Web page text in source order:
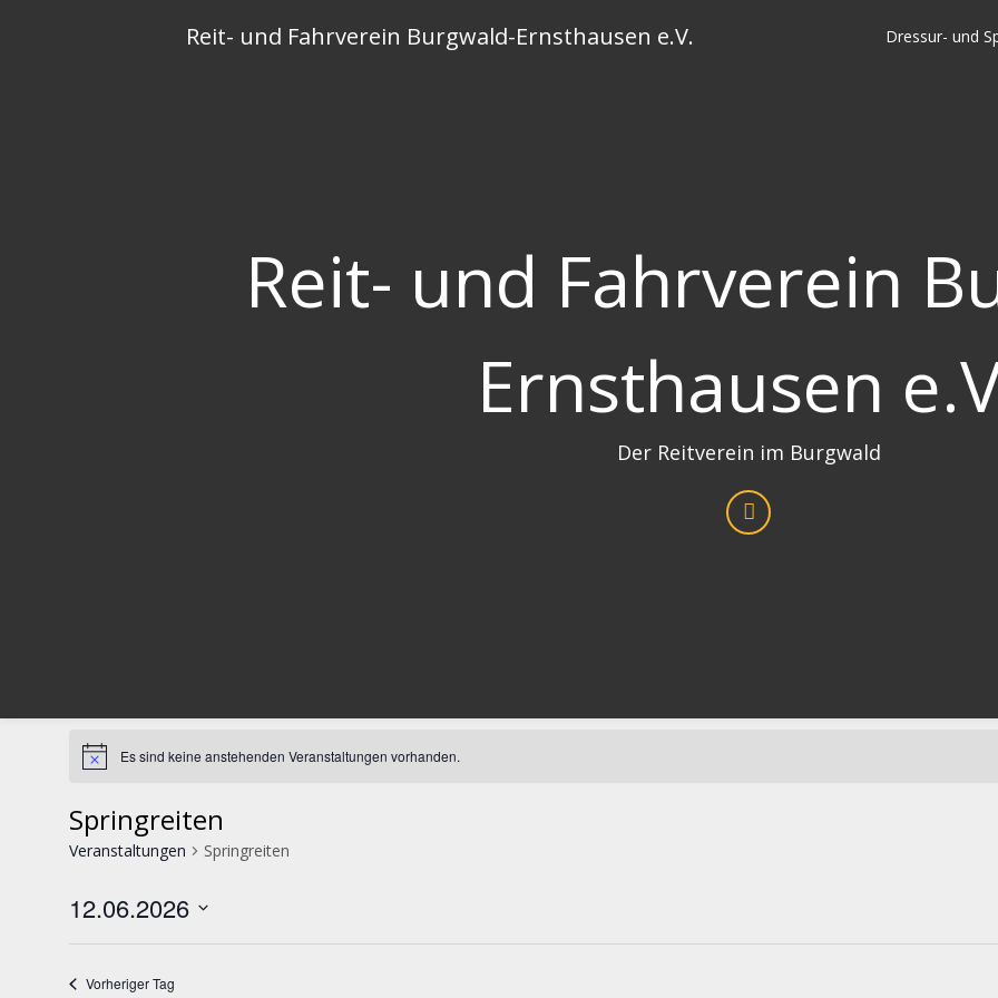
Reit- und Fahrverein Burgwald-Ernsthausen e.V. Dressur- und
Reit- und Fahrverein
Ernsthausen
Der Reitverein im Burgwald
Es sind keine anstehenden Veranstaltungen vorhanden.
Springreiten
Veranstaltungen Springreiten
12.06.2026
Vorheriger Tag